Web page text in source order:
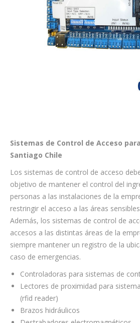
Sistemas de Control de Acceso
Santiago Chile
Los sistemas de control de acceso
objetivo de mantener el control del
personas a las instalaciones de la
restringir el acceso a las áreas
Además, los sistemas de control de
accesos a las distintas áreas de la
siempre mantener un registro de la
caso de emergencias.
Controladoras para sistemas de
Lectores de proximidad para
(rfid reader)
Brazos hidráulicos